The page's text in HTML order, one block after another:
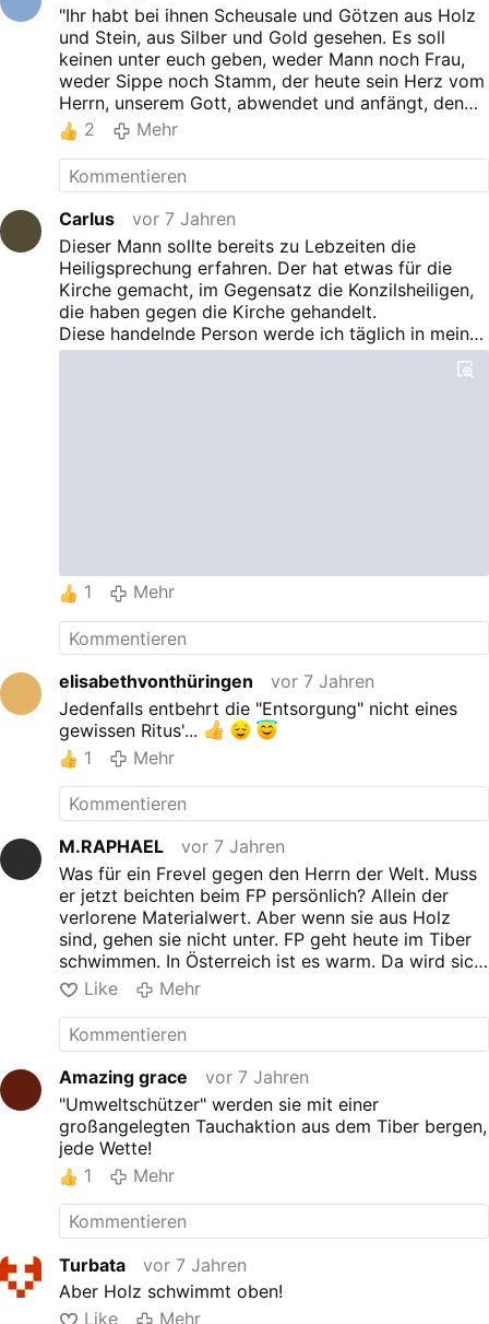
"Ihr habt bei ihnen Scheusale und Götzen aus Holz
und Stein, aus Silber und Gold gesehen. Es soll
keinen unter euch geben, weder Mann noch Frau,
weder Sippe noch Stamm, der heute sein Herz vom
Herrn, unserem Gott, abwendet und anfängt, den
Göttern dieser Völker zu dienen." (Dtn 29, 16-17)
2 Mehr
Carlus
vor 7 Jahren
Dieser Mann sollte bereits zu Lebzeiten die
Heiligsprechung erfahren. Der hat etwas für die
Kirche gemacht, im Gegensatz die Konzilsheiligen,
die haben gegen die Kirche gehandelt.
Diese handelnde Person werde ich täglich in mein
Gebet einschließen, besonders aber die Gnaden
1 Mehr
elisabethvonthüringen
vor 7 Jahren
Jedenfalls entbehrt die "Entsorgung" nicht eines
gewissen Ritus'...
1
Mehr
M.RAPHAEL
vor 7 Jahren
Was für ein Frevel gegen den Herrn der Welt. Muss
er jetzt beichten beim FP persönlich? Allein der
verlorene Materialwert. Aber wenn sie aus Holz
sind, gehen sie nicht unter. FP geht heute im Tiber
schwimmen. In Österreich ist es warm. Da wird sich
der "Arme" in Rom wohl auch keine Verkühlung
Like Mehr
Amazing grace
vor 7 Jahren
"Umweltschützer" werden sie mit einer
großangelegten Tauchaktion aus dem Tiber bergen,
jede Wette!
1
Mehr
Turbata
vor 7 Jahren
Aber Holz schwimmt oben!
Like
Mehr